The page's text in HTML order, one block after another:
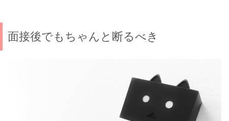
面接後でもちゃんと断るべき